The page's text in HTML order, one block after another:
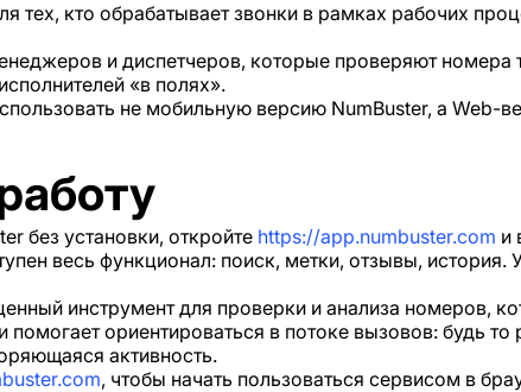
тех, кто обрабатывает звонки в рамках рабочих
и диспетчеров, которые проверяют номера
«в полях».
не мобильную версию NumBuster, а Web-
без установки, откройте https://app.numbuster.com и
весь функционал: поиск, метки, отзывы, история.
инструмент для проверки и анализа номеров,
помогает ориентироваться в потоке вызовов: будь то
активность.
, чтобы начать пользоваться сервисом в